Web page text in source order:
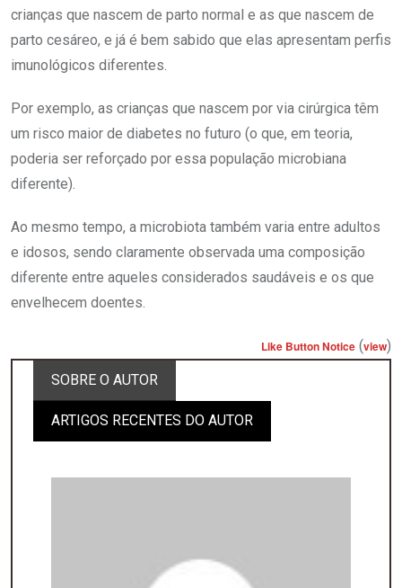
crianças que nascem de parto normal e as que nascem de
parto cesáreo, e já é bem sabido que elas apresentam perfis
imunológicos diferentes.
Por exemplo, as crianças que nascem por via cirúrgica têm
um risco maior de diabetes no futuro (o que, em teoria,
poderia ser reforçado por essa população microbiana
diferente).
Ao mesmo tempo, a microbiota também varia entre adultos
e idosos, sendo claramente observada uma composição
diferente entre aqueles considerados saudáveis e os que
envelhecem doentes.
Like Button Notice (view)
SOBRE O AUTOR
ARTIGOS RECENTES DO AUTOR